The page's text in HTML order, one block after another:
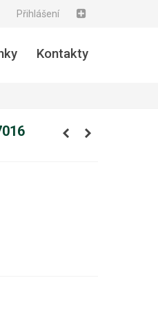
Přihlášení
Kontakty